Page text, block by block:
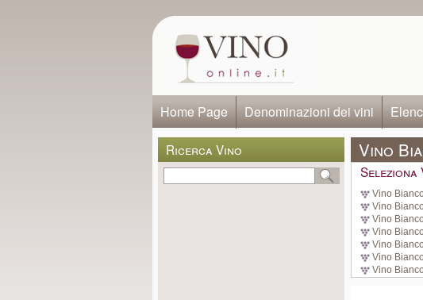
Home Page Denominazioni dei vini
Ricerca Vino Vino
Seleziona
Vino
Vino
Vino
Vino
Vino
Vino
Vino